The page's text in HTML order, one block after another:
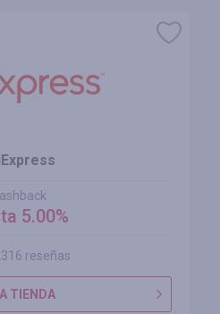
5.00%
reseñas
A TIENDA